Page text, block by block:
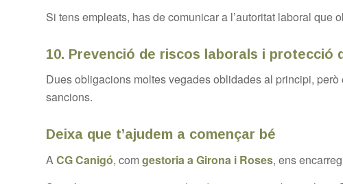
Si tens empleats, has de comunicar a l’autoritat laboral que
10. Prevenció de riscos laborals i protecció
Dues obligacions moltes vegades oblidades al principi,
sancions.
Deixa que t’ajudem a començar bé
ACG Canigó, comgestoria a Girona i Roses, ens